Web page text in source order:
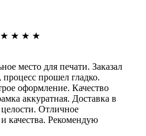
★ ★ ★ ★
место для печати. Заказал
прошел гладко.
оформление. Качество
аккуратная. Доставка в
Отличное
качества. Рекомендую